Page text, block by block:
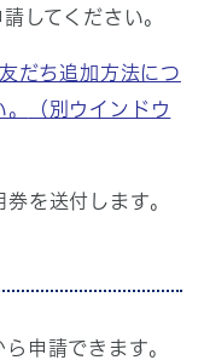
してください。
だち追加方法につ
（別ウインドウ
を送付します。
申請できます。